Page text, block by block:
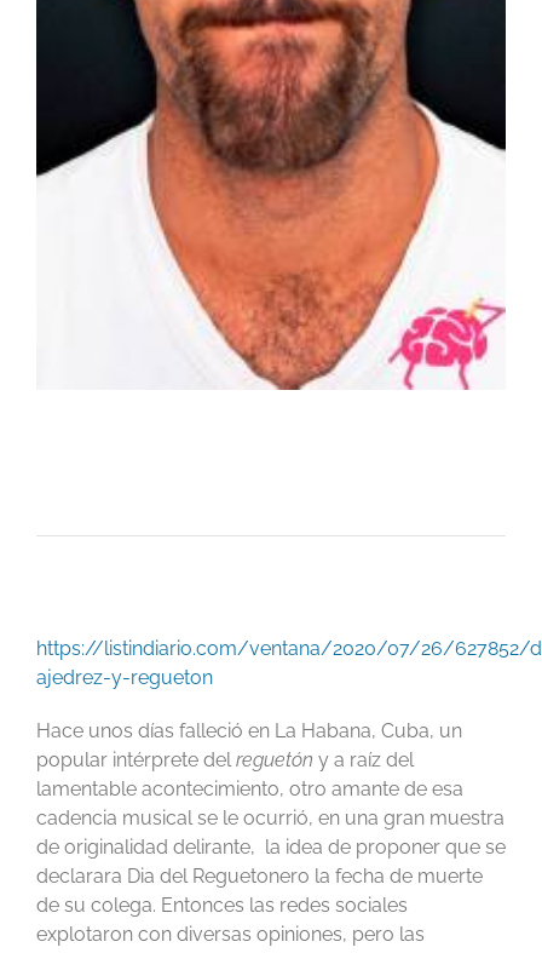
https://listindiario.com/ventana/2020/07/26/627852/
ajedrez-y-regueton
Hace unos días falleció en La Habana, Cuba, un
popular intérprete delreguetón y a raíz del
lamentable acontecimiento, otro amante de esa
cadencia musical se le ocurrió, en una gran muestra
de originalidad delirante, la idea de proponer que se
declarara Dia del Reguetonero la fecha de muerte
de su colega. Entonces las redes sociales
explotaron con diversas opiniones, pero las